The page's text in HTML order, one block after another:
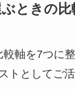
ときの比
軸を7つに整
トとしてご活